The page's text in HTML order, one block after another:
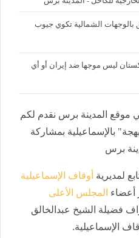
بالوجهات الشمالية تكوي جيوب
ليس موجها ضد إيران أو أي
موقع المدينة برس نقدم لكم
بالإسماعيلية بمشاركة
لمديرية أوقاف الإسماعيلية
أعضاء المجلس الأعلى
فضيلة الشيخ عبدالخالق
الإسماعيلية.